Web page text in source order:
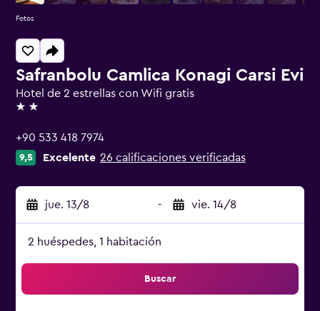
Safranbolu Camlica Konagi Carsi Evi
Hotel de 2 estrellas con Wifi gratis
2 estrellas
+90 533 418 7974
9,5 Excelente 26 calificaciones verificadas
jue. 13/8 - vie. 14/8
2 huéspedes, 1 habitación
Buscar
Fotos